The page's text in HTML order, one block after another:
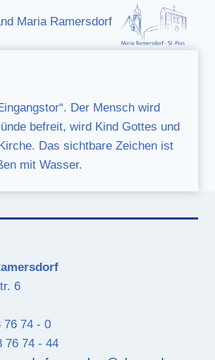
Maria Ramersdorf
Der Mensch wird
befreit, wird Kind Gottes und
Das sichtbare Zeichen ist
mit Wasser.
6
76 74 - 0
76 74 - 44